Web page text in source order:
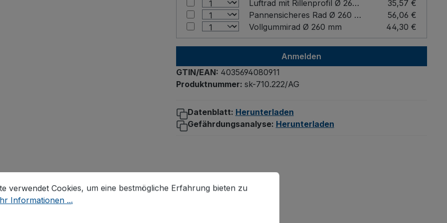
Luftrad mit Rillenprofil Ø 260 mm
35,57 €
Pannensicheres Rad Ø 260 mm
56,06 €
Vollgummirad Ø 260 mm
44,30 €
Anmelden
GTIN/EAN: 4035694080911
Produktnummer: sk-710.222/AG
Datenblatt: Herunterladen
Gefährdungsanalyse: Herunterladen
Radsternen
Cookies, um eine bestmögliche Erfahrung bieten zu können.
Mehr Informationen ...
verwendet Cookies, um eine bestmögliche Erfahrung bieten zu
Informationen ...